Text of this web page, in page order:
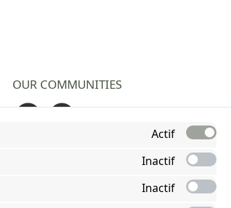
OUR COMMUNITIES
Actif
Inactif
Inactif